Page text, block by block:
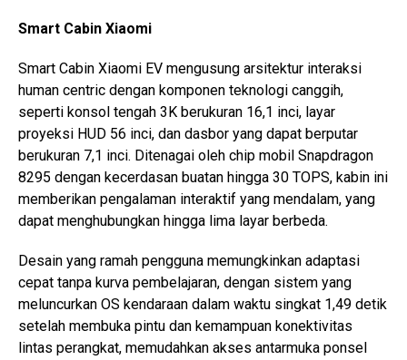
Smart Cabin Xiaomi
Smart Cabin Xiaomi EV mengusung arsitektur interaksi
human centric dengan komponen teknologi canggih,
seperti konsol tengah 3K berukuran 16,1 inci, layar
proyeksi HUD 56 inci, dan dasbor yang dapat berputar
berukuran 7,1 inci. Ditenagai oleh chip mobil Snapdragon
8295 dengan kecerdasan buatan hingga 30 TOPS, kabin ini
memberikan pengalaman interaktif yang mendalam, yang
dapat menghubungkan hingga lima layar berbeda.
Desain yang ramah pengguna memungkinkan adaptasi
cepat tanpa kurva pembelajaran, dengan sistem yang
meluncurkan OS kendaraan dalam waktu singkat 1,49 detik
setelah membuka pintu dan kemampuan konektivitas
lintas perangkat, memudahkan akses antarmuka ponsel